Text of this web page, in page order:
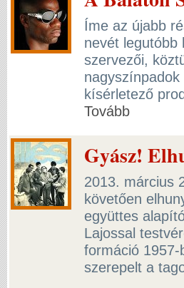
Íme az újabb
nevét legutóbb
szervezői,
kísérletező
Tovább
Gyász!
2013. március
követően
együttes
Lajossal
formáció
szerepelt a